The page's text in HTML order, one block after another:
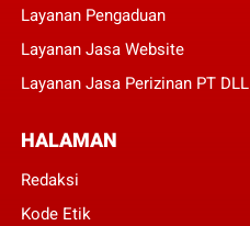
Layanan Pengaduan
Layanan Jasa Website
Layanan Jasa Perizinan PT DLL
HALAMAN
Redaksi
Kode Etik